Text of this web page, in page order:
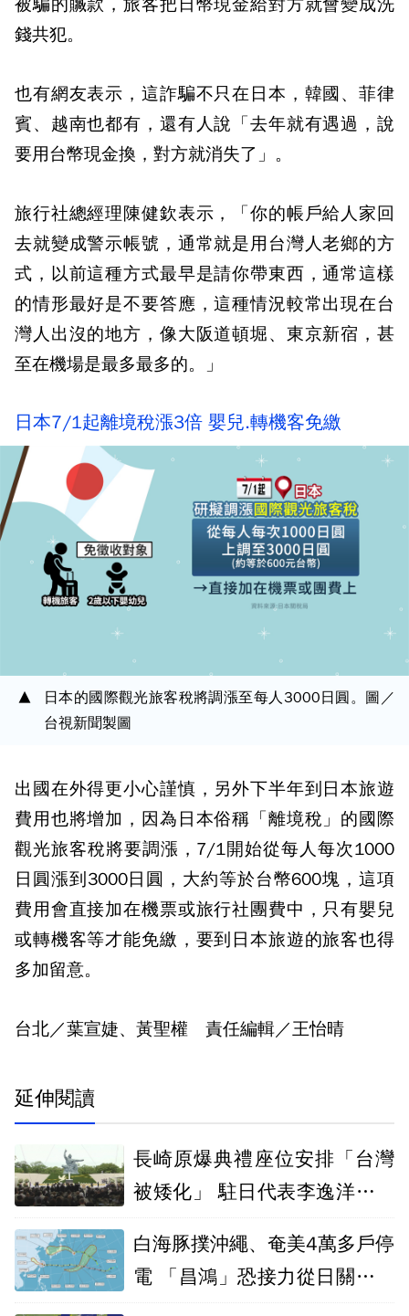
被騙的贓款，旅客把日幣現金給對方就會變成洗
錢共犯。
也有網友表示，這詐騙不只在日本，韓國、菲律
賓、越南也都有，還有人說「去年就有遇過，說
要用台幣現金換，對方就消失了」。
旅行社總經理陳健欽表示，「你的帳戶給人家回
去就變成警示帳號，通常就是用台灣人老鄉的方
式，以前這種方式最早是請你帶東西，通常這樣
的情形最好是不要答應，這種情況較常出現在台
灣人出沒的地方，像大阪道頓堀、東京新宿，甚
至在機場是最多最多的。」
日本7/1起離境稅漲3倍 嬰兒.轉機客免繳
日本的國際觀光旅客稅將調漲至每人3000日圓。圖／
台視新聞製圖
出國在外得更小心謹慎，另外下半年到日本旅遊
費用也將增加，因為日本俗稱「離境稅」的國際
觀光旅客稅將要調漲，7/1開始從每人每次1000
日圓漲到3000日圓，大約等於台幣600塊，這項
費用會直接加在機票或旅行社團費中，只有嬰兒
或轉機客等才能免繳，要到日本旅遊的旅客也得
多加留意。
台北／葉宣婕、黃聖權 責任編輯／王怡晴
延伸閱讀
長崎原爆典禮座位安排「台灣
被矮化」 駐日代表李逸洋抗議
白海豚撲沖繩、奄美4萬多戶停
電 「昌鴻」恐接力從日關東至